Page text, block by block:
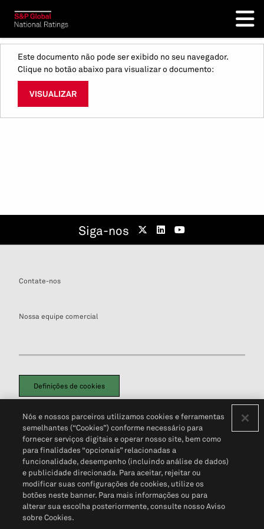
Este documento não pode ser exibido no seu navegador.
Clique no botão abaixo para visualizar o documento:
VISUALIZAR
Siga-nos
Contate-nos
Nossa equipe comercial
Definições de cookies
Política de PrivacidadePortal de privacidade do cliente (em inglês)
Não Venda Minhas Informações Pessoais© 2026 S&P Global
Nós e nossos parceiros utilizamos cookies e ferramentas
semelhantes (“Cookies”) conforme necessário para
fornecer serviços digitais e operar nosso site, bem como
para finalidades “opcionais” relacionadas a
funcionalidade, desempenho (incluindo análise de dados)
e publicidade direcionada. Para aceitar, rejeitar ou
modificar suas configurações de cookies, utilize os
botões neste banner. Para mais informações ou para
alterar sua escolha posteriormente, consulte nosso Aviso
sobre Cookies.